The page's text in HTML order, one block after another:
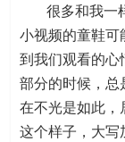
很多和我一样
小视频的童鞋可
到我们观看的心
部分的时候，总
在不光是如此，
这个样子，大写